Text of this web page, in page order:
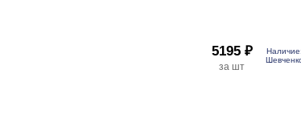
5195 ₽